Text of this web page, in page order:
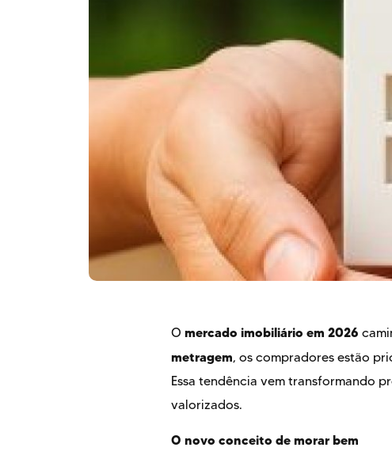
O mercado imobiliário em 2026
metragem, os compradores estão
Essa tendência vem transformando
valorizados.
O novo conceito de morar bem